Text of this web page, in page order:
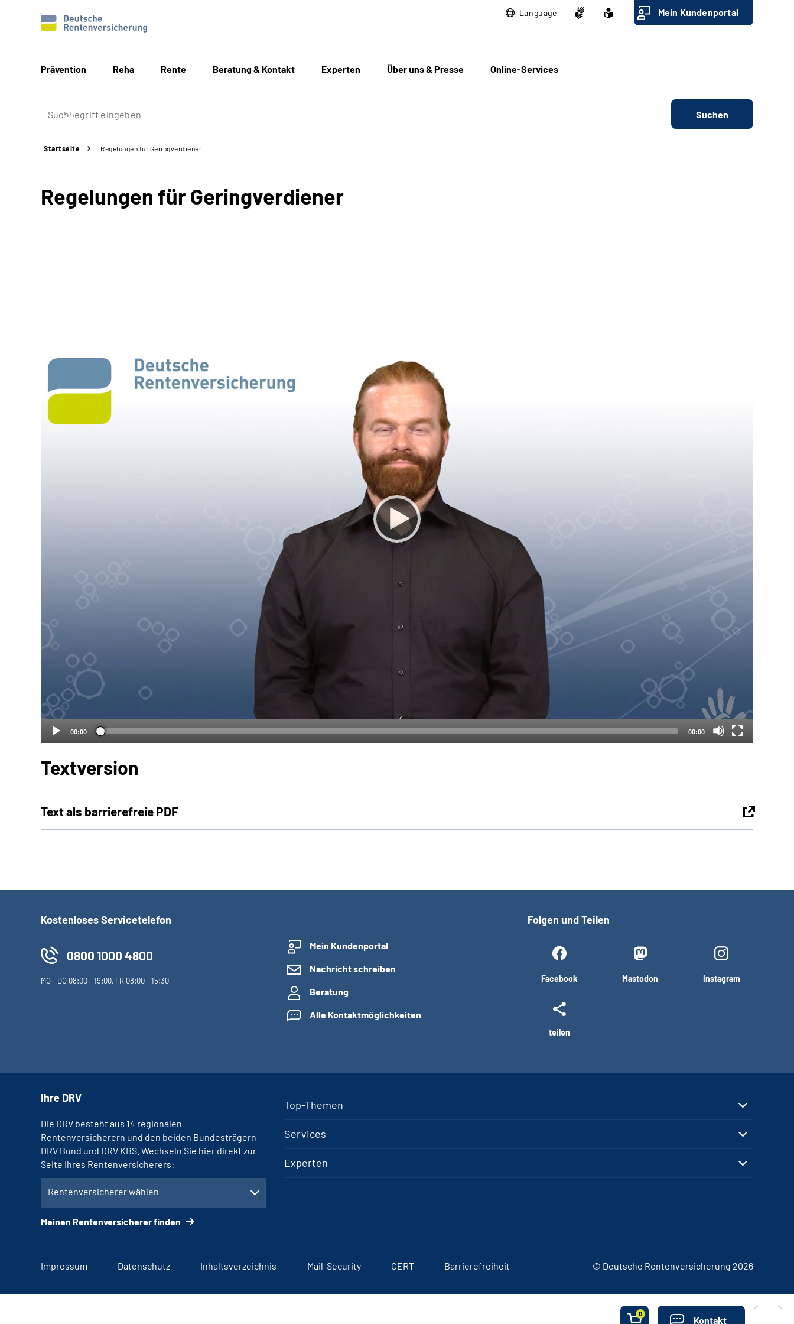
Language Mein Kundenportal
Prävention Reha Rente Beratung & Kontakt Experten Über uns & Presse Online-Services
Suchen
Startseite Regelungen für Geringverdiener
Regelungen für Geringverdiener
00:00 00:00
Textversion
Text als barrierefreie PDF
0
Kontakt
Kostenloses Servicetelefon
0800 1000 4800
MO- DO 08:00 - 19:00, FR 08:00 - 15:30
Mein Kundenportal
Nachricht schreiben
Beratung
Alle Kontaktmöglichkeiten
Folgen und Teilen
Facebook Mastodon Instagram
teilen
Top-Themen
Services
Experten
Ihre DRV
Die DRV besteht aus 14 regionalen
Rentenversicherern und den beiden Bundesträgern
DRV Bund und DRV KBS. Wechseln Sie hier direkt zur
Seite Ihres Rentenversicherers:
Rentenversicherer wählen
Meinen Rentenversicherer finden
Impressum Datenschutz Inhaltsverzeichnis Mail-Security CERT Barrierefreiheit © Deutsche Rentenversicherung 2026